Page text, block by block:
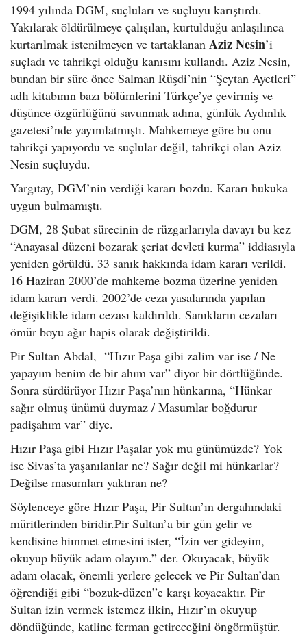
1994 yılında DGM, suçluları ve suçluyu karıştırdı.
Yakılarak öldürülmeye çalışılan, kurtulduğu anlaşılınca
kurtarılmak istenilmeyen ve tartaklanan Aziz Nesin’i
suçladı ve tahrikçi olduğu kanısını kullandı. Aziz Nesin,
bundan bir süre önce Salman Rüşdi’nin “Şeytan Ayetleri”
adlı kitabının bazı bölümlerini Türkçe’ye çevirmiş ve
düşünce özgürlüğünü savunmak adına, günlük Aydınlık
gazetesi’nde yayımlatmıştı. Mahkemeye göre bu onu
tahrikçi yapıyordu ve suçlular değil, tahrikçi olan Aziz
Nesin suçluydu.
Yargıtay, DGM’nin verdiği kararı bozdu. Kararı hukuka
uygun bulmamıştı.
DGM, 28 Şubat sürecinin de rüzgarlarıyla davayı bu kez
“Anayasal düzeni bozarak şeriat devleti kurma” iddiasıyla
yeniden görüldü. 33 sanık hakkında idam kararı verildi.
16 Haziran 2000’de mahkeme bozma üzerine yeniden
idam kararı verdi. 2002’de ceza yasalarında yapılan
değişiklikle idam cezası kaldırıldı. Sanıkların cezaları
ömür boyu ağır hapis olarak değiştirildi.
Pir Sultan Abdal, “Hızır Paşa gibi zalim var ise / Ne
yapayım benim de bir ahım var” diyor bir dörtlüğünde.
Sonra sürdürüyor Hızır Paşa’nın hünkarına, “Hünkar
sağır olmuş ünümü duymaz / Masumlar boğdurur
padişahım var” diye.
Hızır Paşa gibi Hızır Paşalar yok mu günümüzde? Yok
ise Sivas’ta yaşanılanlar ne? Sağır değil mi hünkarlar?
Değilse masumları yaktıran ne?
Söylenceye göre Hızır Paşa, Pir Sultan’ın dergahındaki
müritlerinden biridir.Pir Sultan’a bir gün gelir ve
kendisine himmet etmesini ister, “İzin ver gideyim,
okuyup büyük adam olayım.” der. Okuyacak, büyük
adam olacak, önemli yerlere gelecek ve Pir Sultan’dan
öğrendiği gibi “bozuk-düzen”e karşı koyacaktır. Pir
Sultan izin vermek istemez ilkin, Hızır’ın okuyup
döndüğünde, katline ferman getireceğini öngörmüştür.